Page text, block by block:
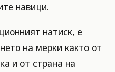
навици.
натиск, е
на мерки както от
и от страна на